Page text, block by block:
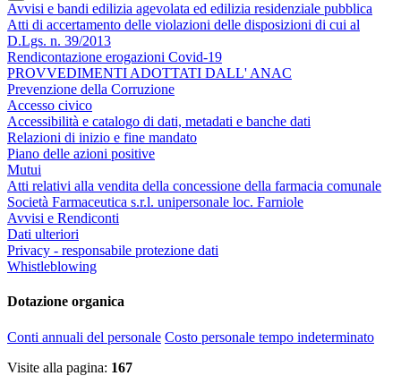
Avvisi e bandi edilizia agevolata ed edilizia residenziale pubblica
Atti di accertamento delle violazioni delle disposizioni di cui al
D.Lgs. n. 39/2013
Rendicontazione erogazioni Covid-19
PROVVEDIMENTI ADOTTATI DALL' ANAC
Prevenzione della Corruzione
Accesso civico
Accessibilità e catalogo di dati, metadati e banche dati
Relazioni di inizio e fine mandato
Piano delle azioni positive
Mutui
Atti relativi alla vendita della concessione della farmacia comunale
Società Farmaceutica s.r.l. unipersonale loc. Farniole
Avvisi e Rendiconti
Dati ulteriori
Privacy - responsabile protezione dati
Whistleblowing
Dotazione organica
Conti annuali del personale Costo personale tempo indeterminato
Visite alla pagina: 167